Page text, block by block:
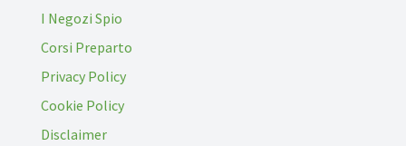
I Negozi Spio
Corsi Preparto
Privacy Policy
Cookie Policy
Disclaimer